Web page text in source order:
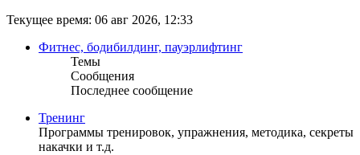
Текущее время: 06 авг 2026, 12:33
Фитнес, бодибилдинг, пауэрлифтинг
Темы
Сообщения
Последнее сообщение
Тренинг
Программы тренировок, упражнения, методика, секреты
накачки и т.д.